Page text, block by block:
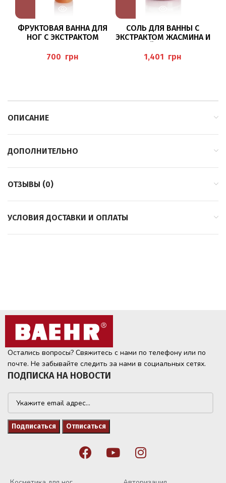
ФРУКТОВАЯ ВАННА ДЛЯ
НОГ С ЭКСТРАКТОМ
(WELLNESS FUSSBAD S
OFT APRICOT) P
грн
СОЛЬ ДЛЯ ВАННЫ С
ЭКСТРАКТОМ ЖАСМИНА И
(FUSSBADESALZ JASMIN W
ILDROSE) PEDIBAEHR
грн
ОПИСАНИЕ
ДОПОЛНИТЕЛЬНО
ОТЗЫВЫ (0)
УСЛОВИЯ ДОСТАВКИ И ОПЛАТЫ
Остались вопросы? Свяжитесь с нами по телефону или по
почте. Не забывайте следить за нами в социальных сетях.
ПОДПИСКА НА НОВОСТИ